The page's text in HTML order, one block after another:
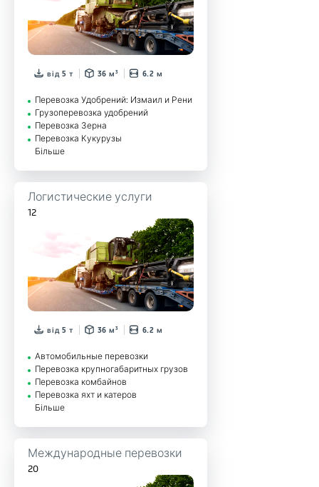
від 5 т 36 м³ 6.2 м
Перевозка Удобрений: Измаил и Рени
Грузоперевозка удобрений
Перевозка Зерна
Перевозка Кукурузы
Більше
Логистические услуги
12
від 5 т 36 м³ 6.2 м
Автомобильные перевозки
Перевозка крупногабаритных грузов
Перевозка комбайнов
Перевозка яхт и катеров
Більше
Международные перевозки
20